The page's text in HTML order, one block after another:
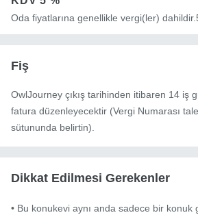
Oda fiyatlarına genellikle vergi(ler)
Fiş
OwlJourney çıkış tarihinden itibaren 14 iş
fatura düzenleyecektir (Vergi Numarası
sütununda belirtin).
Dikkat Edilmesi Gerekenler
• Bu konukevi aynı anda sadece bir konuk